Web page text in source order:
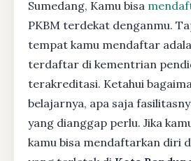
Sumedang, Kamu bisa
PKBM terdekat denganmu.
tempat kamu mendaftar
terdaftar di kementrian
terakreditasi. Ketahui
belajarnya, apa saja
yang dianggap perlu. Jika
kamu bisa mendaftarkan diri